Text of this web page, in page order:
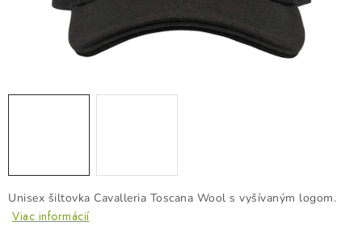
KONTAKTY
Obchodné podmienky
Dodacie podmienky
Podmienky ochrany osobných údajov
Napíšte nám
Unisex šiltovka Cavalleria Toscana Wool s vyšívaným logom.
Viac informácií